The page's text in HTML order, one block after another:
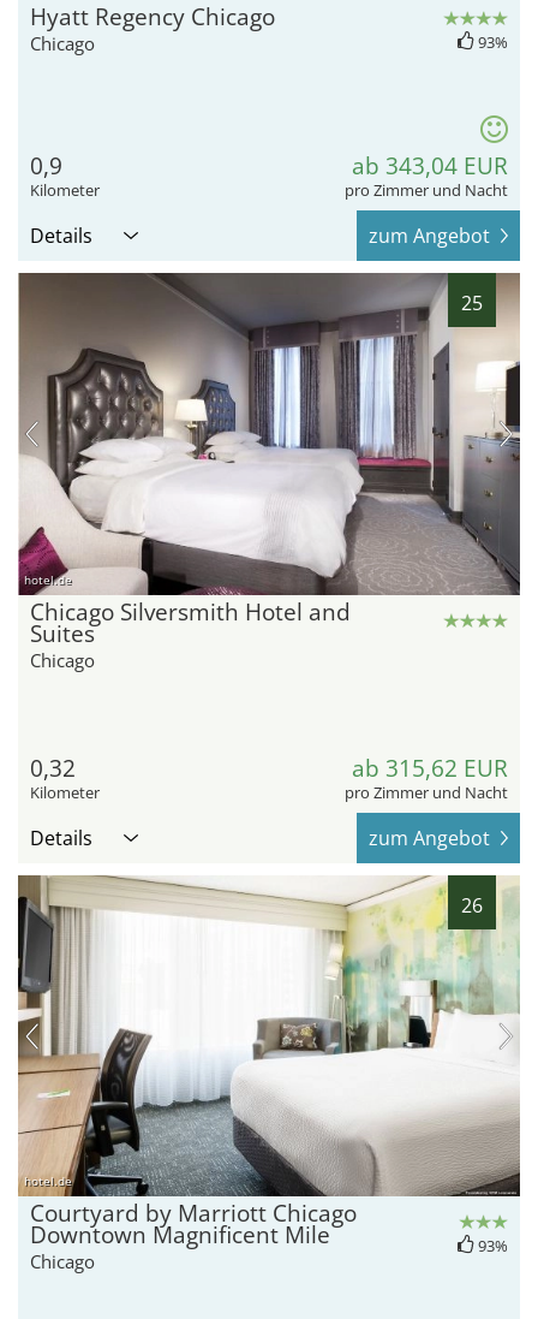
Hyatt Regency Chicago
Chicago 93%
0,9
Kilometer
ab 343,04 EUR
pro Zimmer und Nacht
Details zum Angebot
25
hotel.de
Chicago Silversmith Hotel and
Suites
Chicago
0,32
Kilometer
ab 315,62 EUR
pro Zimmer und Nacht
Details zum Angebot
26
hotel.de
Courtyard by Marriott Chicago
Downtown Magnificent Mile
Chicago
93%